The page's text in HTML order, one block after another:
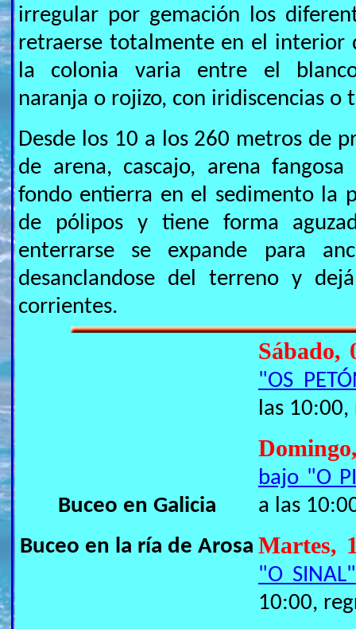
irregular por gemación los
retraerse totalmente en el interior
la colonia varia entre el
naranja o rojizo, con iridiscencias o
Desde los 10 a los 260 metros de
de arena, cascajo, arena
fondo entierra en el sedimento la
de pólipos y tiene forma
enterrarse se expande para
desanclandose del terreno y
corrientes.
Buceo en Galicia
Buceo en la ría de Arosa
Sábado,
"OS
las 10:00,
bajo "O
a las
Martes,
"O SINAL"
10:00,